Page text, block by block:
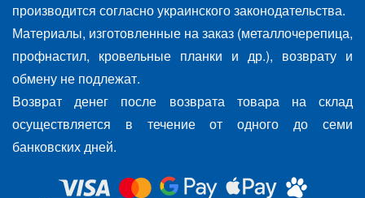
производится согласно украинского законодательства.
Материалы, изготовленные на заказ (металлочерепица,
профнастил, кровельные планки и др.), возврату и
обмену не подлежат.
Возврат денег после возврата товара на склад
осуществляется в течение от одного до семи
банковских дней.